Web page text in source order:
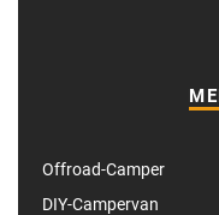
Offroad-Camper
DIY-Campervan